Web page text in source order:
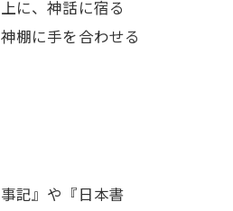
に、神話に宿る
棚に手を合わせる
記』や『日本書